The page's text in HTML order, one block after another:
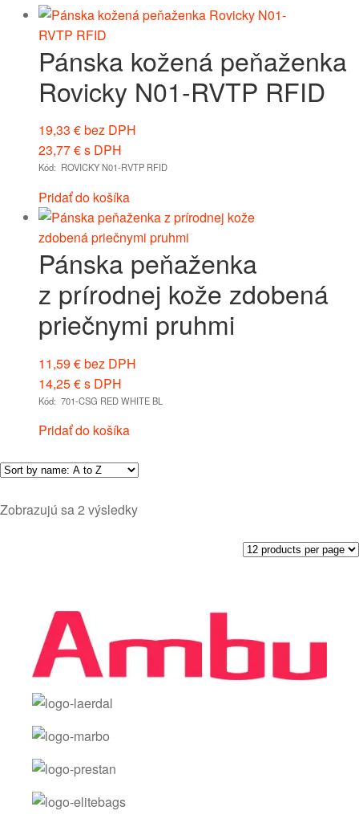
Pánska kožená peňaženka
Rovicky N01-RVTP RFID
19,33 €bez DPH
23,77€s DPH
Kód: ROVICKY N01-RVTP RFID
Pridať do košíka
Pánska peňaženka
z prírodnej kože zdobená
priečnymi pruhmi
11,59€bez DPH
14,25€s DPH
Kód: 701-CSG RED WHITE BL
Pridať do košíka
Zobrazujú sa 2 výsledky